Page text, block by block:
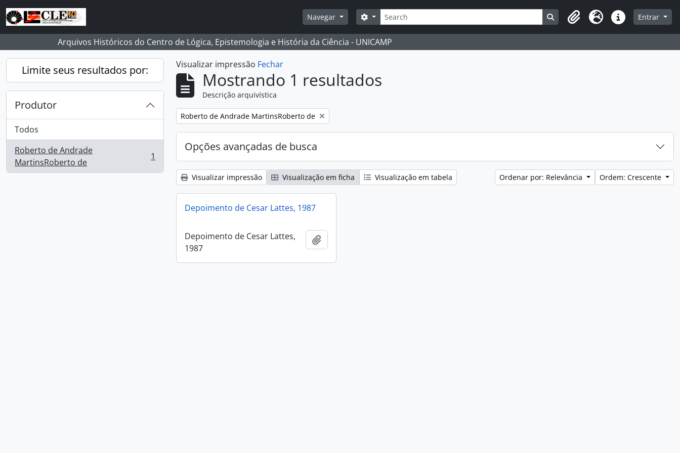
Skip to main content
Navegar
Buscar
Opções de busca Busque na página de navegação
Clipboard
Idioma Atalhos Entrar
Arquivos Históricos do Centro de Lógica, Epistemologia e História da Ciência - UNICAMP
Limite seus resultados por:
Produtor
Todos
Roberto de Andrade
MartinsRoberto de
, 1 resultados 1
Visualizar impressão Fechar
Mostrando 1 resultados
Descrição arquivística
Remover filtro:
Roberto de Andrade MartinsRoberto de
Opções avançadas de busca
Visualizar impressão Visualização em ficha Visualização em tabela Ordenar por: Relevância Ordem: Crescente
Depoimento de Cesar Lattes, 1987
Depoimento de Cesar Lattes,
1987